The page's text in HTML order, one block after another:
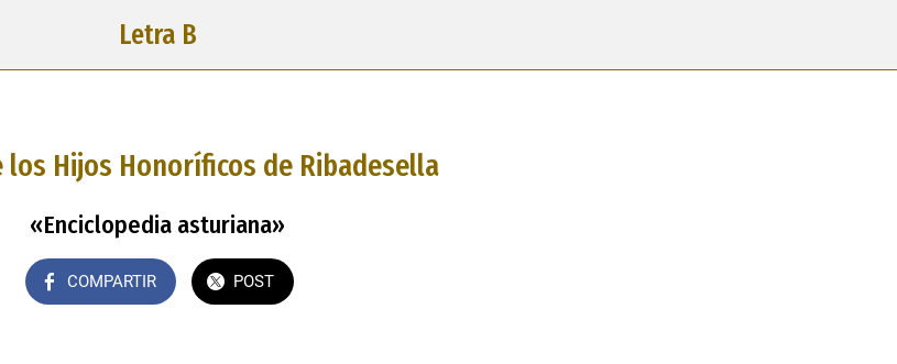
Letra B
los Hijos Honoríficos de Ribadesella
«Enciclopedia asturiana»
COMPARTIR POST